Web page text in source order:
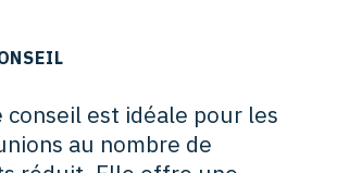
conseil est idéale pour les
au nombre de